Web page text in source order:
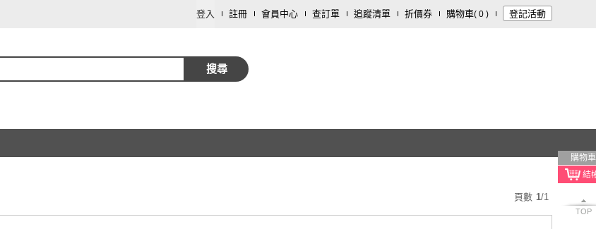
登入 註冊 會員中心 查訂單 追蹤清單 折價券 購物車( 0 ) 登記活動
搜尋
購物車
TOP
頁數 1/1